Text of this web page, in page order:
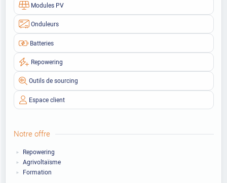
Modules PV
Onduleurs
Batteries
Repowering
Outils de sourcing
Espace client
Notre offre
Repowering
Agrivoltaïsme
Formation